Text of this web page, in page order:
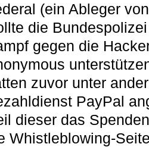
(ein Ableger
die
gegen die
zuvor unter
PayPal
dieser das
Whistleblowing-